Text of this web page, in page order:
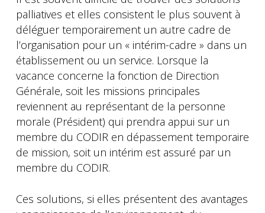
palliatives et elles consistent le plus souvent à
déléguer temporairement un autre cadre de
l’organisation pour un « intérim-cadre » dans un
établissement ou un service. Lorsque la
vacance concerne la fonction de Direction
Générale, soit les missions principales
reviennent au représentant de la personne
morale (Président) qui prendra appui sur un
membre du CODIR en dépassement temporaire
de mission, soit un intérim est assuré par un
membre du CODIR.
Ces solutions, si elles présentent des avantages